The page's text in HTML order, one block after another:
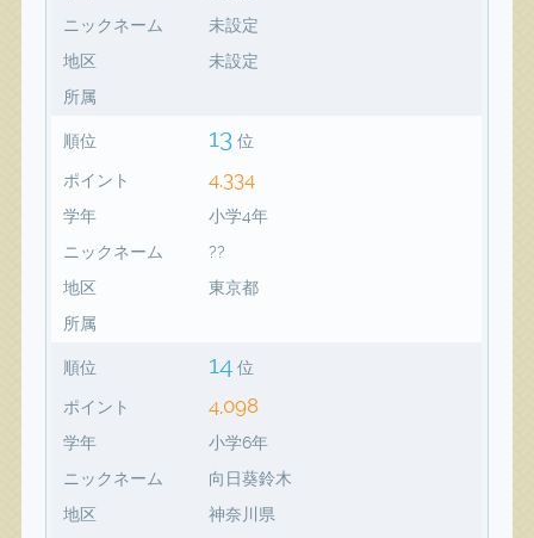
ニックネーム
未設定
地区
未設定
所属
順位 13 位
ポイント 4,334
学年
小学4年
ニックネーム
??
地区
東京都
所属
順位 14 位
ポイント 4,098
学年
小学6年
ニックネーム
向日葵鈴木
地区
神奈川県